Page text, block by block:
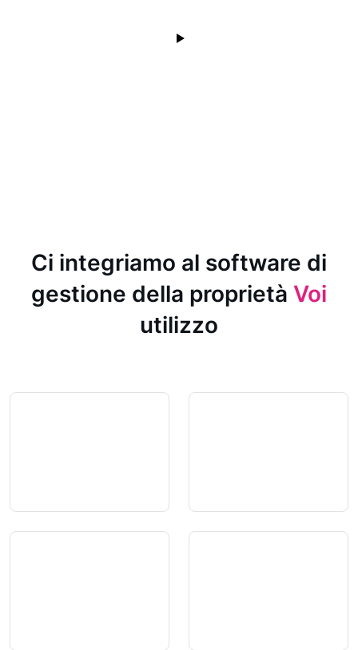
Ci integriamo al software di
gestione della proprietà Voi
utilizzo